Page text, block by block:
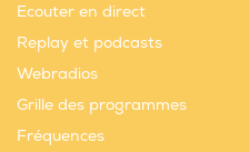
Ecouter en direct
Replay et podcasts
Webradios
Grille des programmes
Fréquences